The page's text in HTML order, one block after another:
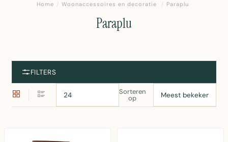
Home / Woonaccessoires en decoratie / Paraplu
Paraplu
FILTERS
Sorteren
op